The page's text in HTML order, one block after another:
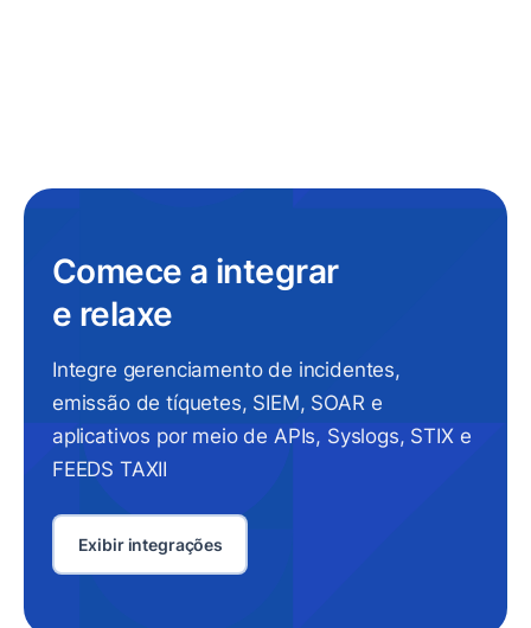
Comece a integrar
e relaxe
Integre gerenciamento de incidentes,
emissão de tíquetes, SIEM, SOAR e
aplicativos por meio de APIs, Syslogs, STIX e
FEEDS TAXII
Exibir integrações